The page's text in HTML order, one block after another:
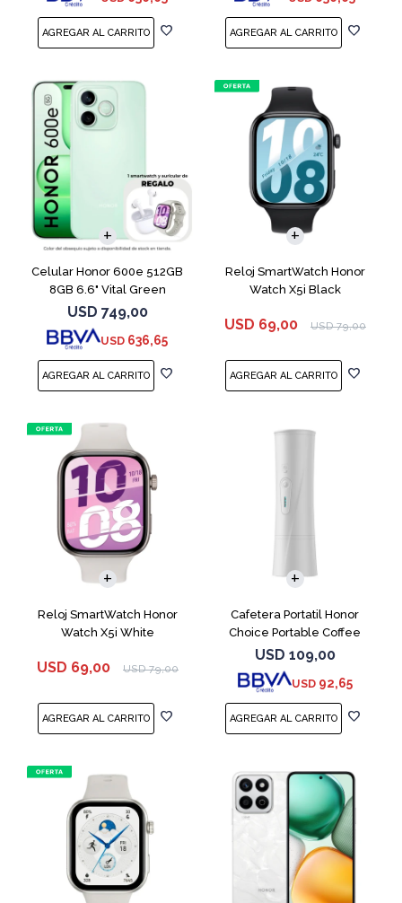
Celular Honor 600e 512GB
8GB 6.6" Vital Green
USD 749,00
USD 636,65
COMPARAR
Reloj SmartWatch Honor
Watch X5i Black
USD 69,00 USD 79,00
Reloj SmartWatch Honor
Watch X5i White
USD 69,00 USD 79,00
Cafetera Portatil Honor
Choice Portable Coffee
Machine White
USD 109,00
USD 92,65
COMPARAR